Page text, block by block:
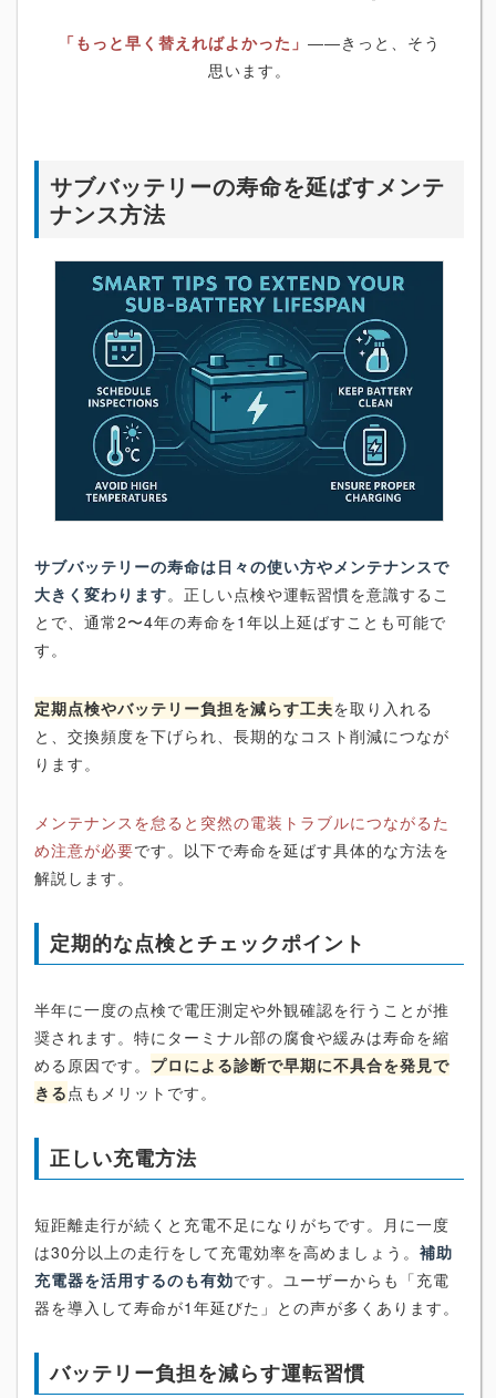
「もっと早く替えればよかった」 ――きっと、そう
思います。
サブバッテリーの寿命を延ばすメンテ
ナンス方法
サブバッテリーの寿命は日々の使い方やメンテナンスで
大きく変わります。正しい点検や運転習慣を意識するこ
とで、通常2〜4年の寿命を1年以上延ばすことも可能で
す。
定期点検やバッテリー負担を減らす工夫を取り入れる
と、交換頻度を下げられ、長期的なコスト削減につなが
ります。
メンテナンスを怠ると突然の電装トラブルにつながるた
め注意が必要です。以下で寿命を延ばす具体的な方法を
解説します。
定期的な点検とチェックポイント
半年に一度の点検で電圧測定や外観確認を行うことが推
奨されます。特にターミナル部の腐食や緩みは寿命を縮
める原因です。 プロによる診断で早期に不具合を発見で
きる 点もメリットです。
正しい充電方法
短距離走行が続くと充電不足になりがちです。月に一度
は30分以上の走行をして充電効率を高めましょう。 補助
充電器を活用するのも有効です。ユーザーからも「充電
器を導入して寿命が1年延びた」との声が多くあります。
バッテリー負担を減らす運転習慣